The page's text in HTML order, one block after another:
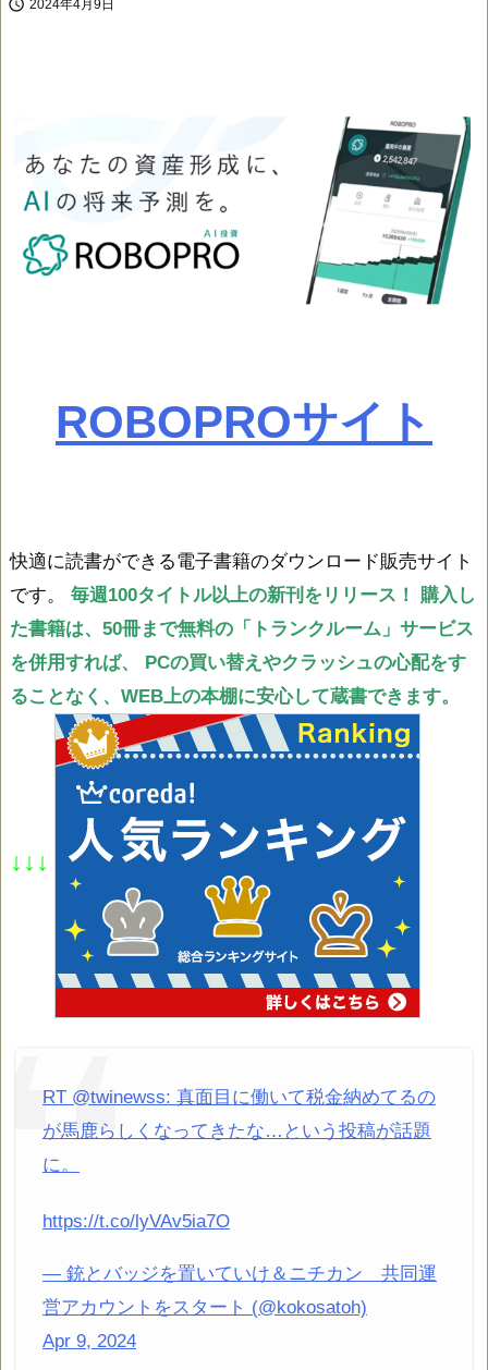
 2024年4月9日
ROBOPROサイト
快適に読書ができる電子書籍のダウンロード販売サイト
です。 毎週100タイトル以上の新刊をリリース！
購入し
た書籍は、50冊まで無料の「トランクルーム」サービス
を併用すれば、
PCの買い替えやクラッシュの心配をす
ることなく、WEB上の本棚に安心して蔵書できます。
↓↓↓
RT @twinewss: 真面目に働いて税金納めてるの
が馬鹿らしくなってきたな…という投稿が話題
に。
https://t.co/lyVAv5ia7O
— 銃とバッジを置いていけ＆ニチカン 共同運
営アカウントをスタート (@kokosatoh)
Apr 9, 2024